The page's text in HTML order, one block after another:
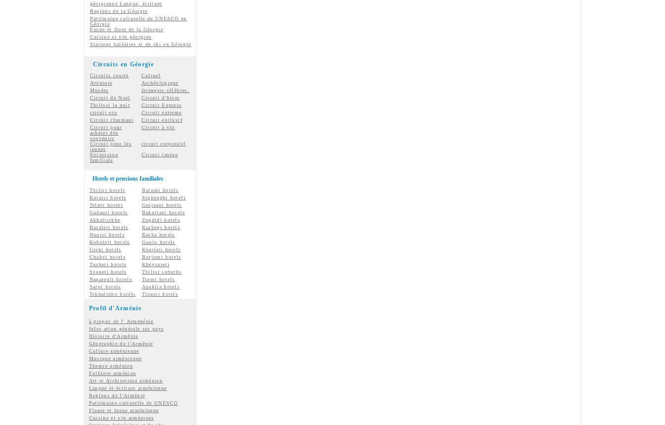
géorgienneLangue, écriture
Regions de la Géorgie
Patrimoine culturelle de UNESCO en
Géorgie
Faune et flore de la Géorgie
Cuisine et vin géorgien
Stations baléaires et de ski en Géorgie
Circuits en Géorgie
Circuits courts
Cultuel
Aventure
Archéologique
Musées
étrangers célèbres.
Circuit de Noel
Circuit d'hiver
Tbilissi la nuit
Circuit Express
circuit eco
Circuit extreme
Circuit charmant
Circuit exclusif
Circuit pour
acheter des
souvenirs
Circuit à vin
Circuit pour les
jeunes
circuit corporatif
Excurssion
familiale
Circuit casino
Hotels et pensions familiales
Tbilisi hotels
Batumi hotels
Kutaisi hotels
Sighnaghi hotels
Telavi hotels
Gurjaani hotels
Gudauri hotels
Bakuriani hotels
Akhaltsikhe
Zugdidi hotels
Bazaleti hotels
Kazbegi hotels
Nunisi hotels
Racha hotels
Kobuleti hotels
Gonio hotels
Ureki hotels
Kvariati hotels
Chakvi hotels
Borjomi hotels
Tusheti hotels
Khevsureti
Svaneti hotels
Tbilisi suburbs
Napareuli hotels
Tsemi hotels
Sarpi hotels
Anaklia hotels
Tskhaltubo hotels
Tianeti hotels
Profil d'Arménie
à propos de l' Armenénie
Infor,ation générale sur pays
Histoire d'Arménie
Géographie de l'Arménie
Culture arménienne
Musique arménienne
Theatre arménien
Folklore arménien
Art et Architecture arménien
Langue et écriture arménienne
Regions de l'Arménie
Patrimoine culturelle de UNESCO
Flaure et faune arménienne
Cuisine et vin arméniens